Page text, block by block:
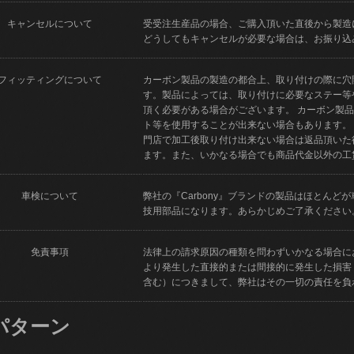
キャンセルについて
受受注生産品の場合、ご購入頂いた直後から製
どうしてもキャンセルが必要な場合は、お振り
ィッティングについて
カーボン製品の製造の都合上、取り付けの際に
す。製品によっては、取り付けに必要なステー
頂く必要がある場合がございます。 カーボン製
ト等を使用することが出来ない場合もあります
門店で加工後取り付け出来ない場合は返品頂い
ます。また、いかなる場合でも商品代金以外の
車検について
弊社の『Carbony』ブランドの製品はほとんど
技用部品になります。あらかじめご了承ください
免責事項
法律上の請求原因の種類を問わずいかなる場合
より発生した直接的または間接的に発生した損
含む）につきまして、弊社はその一切の責任を
ターン